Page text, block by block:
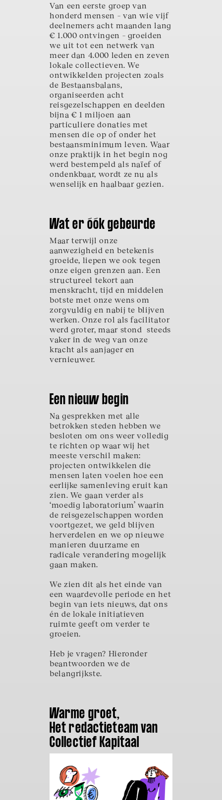
Van een eerste groep van
honderd mensen – van wie vijf
deelnemers acht maanden lang
€ 1.000 ontvingen – groeiden
we uit tot een netwerk van
meer dan 4.000 leden en zeven
lokale collectieven. We
ontwikkelden projecten zoals
de Bestaansbalans,
organiseerden acht
reisgezelschappen en deelden
bijna € 1 miljoen aan
particuliere donaties met
mensen die op of onder het
bestaansminimum leven. Waar
onze praktijk in het begin nog
werd bestempeld als naïef of
ondenkbaar, wordt ze nu als
wenselijk en haalbaar gezien.
Wat er óók gebeurde
Maar terwijl onze
aanwezigheid en betekenis
groeide, liepen we ook tegen
onze eigen grenzen aan. Een
structureel tekort aan
menskracht, tijd en middelen
botste met onze wens om
zorgvuldig en nabij te blijven
werken. Onze rol als facilitator
werd groter, maar stond steeds
vaker in de weg van onze
kracht als aanjager en
vernieuwer.
Een nieuw begin
Na gesprekken met alle
betrokken steden hebben we
besloten om ons weer volledig
te richten op waar wij het
meeste verschil maken:
projecten ontwikkelen die
mensen laten voelen hoe een
eerlijke samenleving eruit kan
zien. We gaan verder als
‘moedig laboratorium’ waarin
de reisgezelschappen worden
voortgezet, we geld blijven
herverdelen en we op nieuwe
manieren duurzame en
radicale verandering mogelijk
gaan maken.
We zien dit als het einde van
een waardevolle periode en het
begin van iets nieuws, dat ons
én de lokale initiatieven
ruimte geeft om verder te
groeien.
Heb je vragen? Hieronder
beantwoorden we de
belangrijkste.
Warme groet,
Het redactieteam van
Collectief Kapitaal